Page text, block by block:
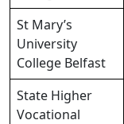
St Mary’s
University
College Belfast
State Higher
Vocational